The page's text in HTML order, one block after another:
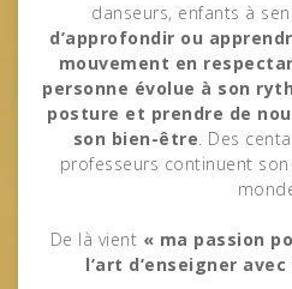
danseurs, enfants à
d’approfondir ou
mouvement en
personne évolue à son
posture et prendre de
son bien-être. Des
professeurs continuent
De là vient « ma passion
l’art d’enseigner